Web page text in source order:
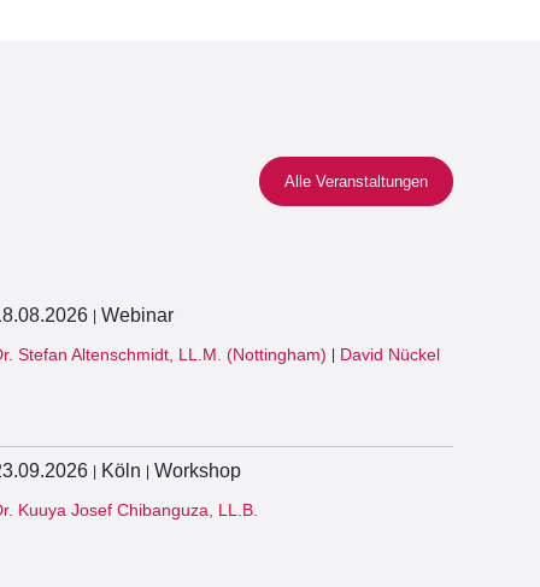
Alle Veranstaltungen
| Webinar
Stefan Altenschmidt, LL.M. (Nottingham) | David Nückel
| Köln | Workshop
Kuuya Josef Chibanguza, LL.B.